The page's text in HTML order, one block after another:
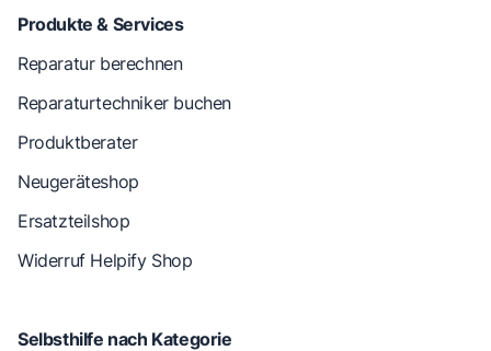
Produkte & Services
Reparatur berechnen
Reparaturtechniker buchen
Produktberater
Neugeräteshop
Ersatzteilshop
Widerruf Helpify Shop
Selbsthilfe nach Kategorie